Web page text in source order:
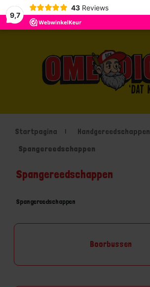
9,7
43 Reviews
Startpagina
Handgereedschappen
Spangereedschappen
Spangereedschappen
Spangereedschappen
Boorbussen